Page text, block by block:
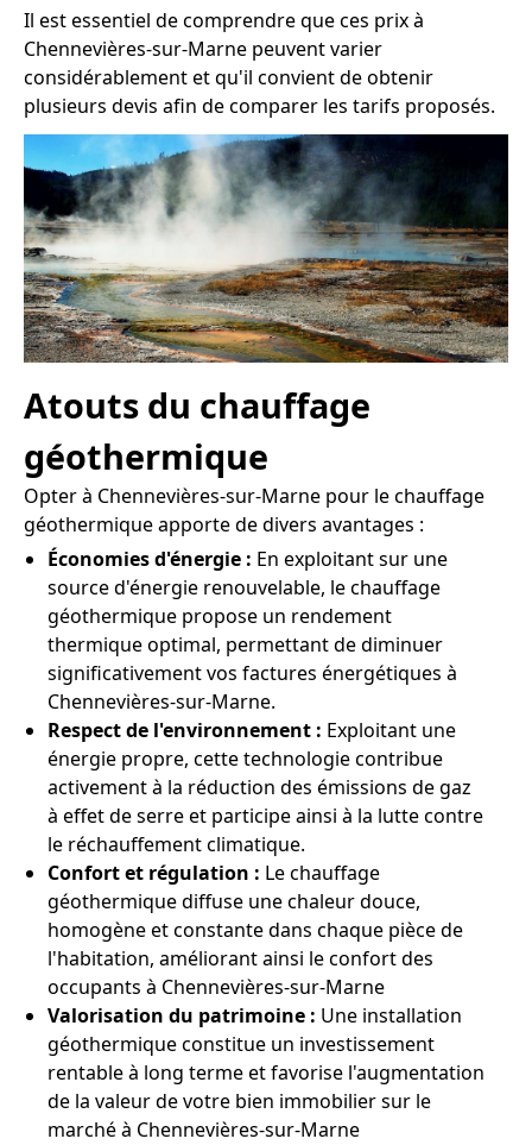
Il est essentiel de comprendre que ces prix à
Chennevières-sur-Marne peuvent varier
considérablement et qu'il convient de obtenir
plusieurs devis afin de comparer les tarifs proposés.
Atouts du chauffage
géothermique
Opter à Chennevières-sur-Marne pour le chauffage
géothermique apporte de divers avantages :
Économies d'énergie : En exploitant sur une
source d'énergie renouvelable, le chauffage
géothermique propose un rendement
thermique optimal, permettant de diminuer
significativement vos factures énergétiques à
Chennevières-sur-Marne.
Respect de l'environnement : Exploitant une
énergie propre, cette technologie contribue
activement à la réduction des émissions de gaz
à effet de serre et participe ainsi à la lutte contre
le réchauffement climatique.
Confort et régulation : Le chauffage
géothermique diffuse une chaleur douce,
homogène et constante dans chaque pièce de
l'habitation, améliorant ainsi le confort des
occupants à Chennevières-sur-Marne
Valorisation du patrimoine : Une installation
géothermique constitue un investissement
rentable à long terme et favorise l'augmentation
de la valeur de votre bien immobilier sur le
marché à Chennevières-sur-Marne